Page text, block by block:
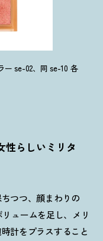
ー se-02、同 se-10 各
性らしいミリタ
つつ、顔まわりの
ュームを足し、メリ
計をプラスすること